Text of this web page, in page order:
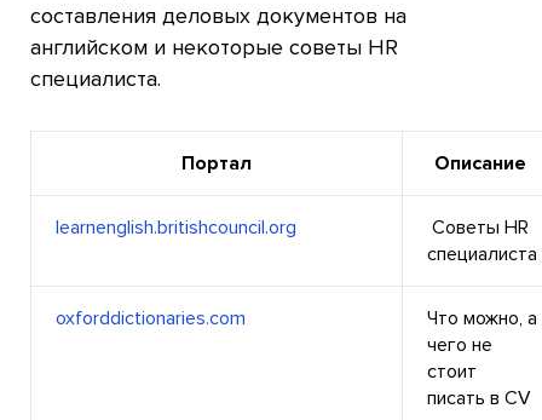
составления деловых документов на
английском и некоторые советы HR
специалиста.
Портал Описание
learnenglish.britishcouncil.org
Советы HR
специалиста
oxforddictionaries.com
Что можно, а
чего не
стоит
писать в CV